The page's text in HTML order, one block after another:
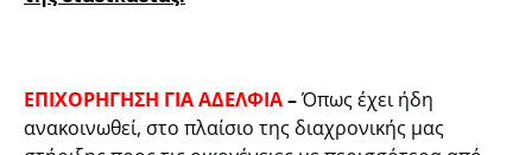
ΕΠΙΧΟΡΗΓΗΣΗ ΓΙΑ ΑΔΕΛΦΙΑ–Όπως έχει ήδη
ανακοινωθεί, στο πλαίσιο της διαχρονικής μας